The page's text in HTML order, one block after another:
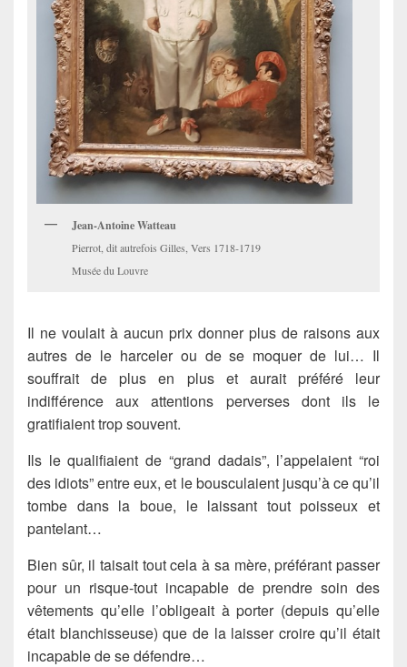
Jean-Antoine Watteau
Pierrot, dit autrefois Gilles, Vers 1718-1719
Musée du Louvre
Il ne voulait à aucun prix donner plus de raisons aux
autres de le harceler ou de se moquer de lui… Il
souffrait de plus en plus et aurait préféré leur
indifférence aux attentions perverses dont ils le
gratifiaient trop souvent.
Ils le qualifiaient de “grand dadais”, l’appelaient “roi
des idiots” entre eux, et le bousculaient jusqu’à ce qu’il
tombe dans la boue, le laissant tout poisseux et
pantelant…
Bien sûr, il taisait tout cela à sa mère, préférant passer
pour un risque-tout incapable de prendre soin des
vêtements qu’elle l’obligeait à porter (depuis qu’elle
était blanchisseuse) que de la laisser croire qu’il était
incapable de se défendre…